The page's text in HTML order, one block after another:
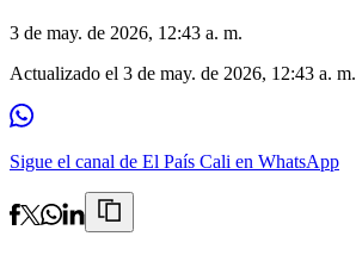
3 de may. de 2026, 12:43 a. m.
Actualizado el 3 de may. de 2026, 12:43 a. m.
Sigue el canal de El País Cali en WhatsApp